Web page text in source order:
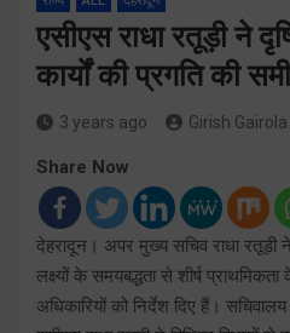
एसीएस राधा रतूड़ी ने
कार्यों की प्रगति की
3 years ago Girish Gairola
Share Now
देहरादून। अपर मुख्य सचिव राधा
लक्ष्यों के समयबद्धता से शीर्ष
अधिकारियों को निर्देश दिए हैं।